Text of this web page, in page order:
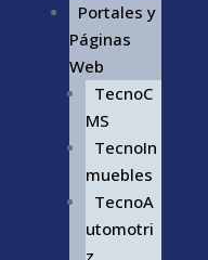
Portales y
Páginas
Web
TecnoC
MS
TecnoIn
muebles
TecnoA
utomotri